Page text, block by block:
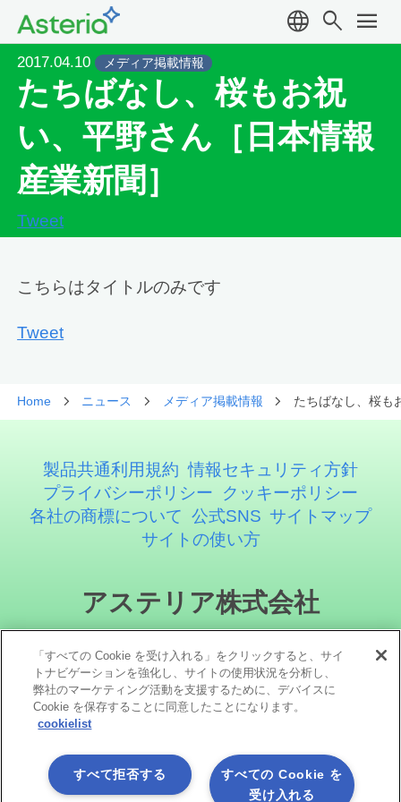
language search menu
2017.04.10 メディア掲載情報
たちばなし、桜もお祝
い、平野さん［日本情報
産業新聞］
Tweet
こちらはタイトルのみです
Tweet
Home ニュース メディア掲載情報 たちばなし、桜も
製品共通利用規約 情報セキュリティ方針
プライバシーポリシー
クッキーポリシー
各社の商標について 公式SNS サイトマップ
サイトの使い方
アステリア株式会社
ソーシャルメディア
「すべての Cookie を受け入れる」をクリックすると、サイ
トナビゲーションを強化し、サイトの使用状況を分析し、
弊社のマーケティング活動を支援するために、デバイスに
Cookie を保存することに同意したことになります。
cookielist
すべての Cookie を
受け入れる
すべて拒否する